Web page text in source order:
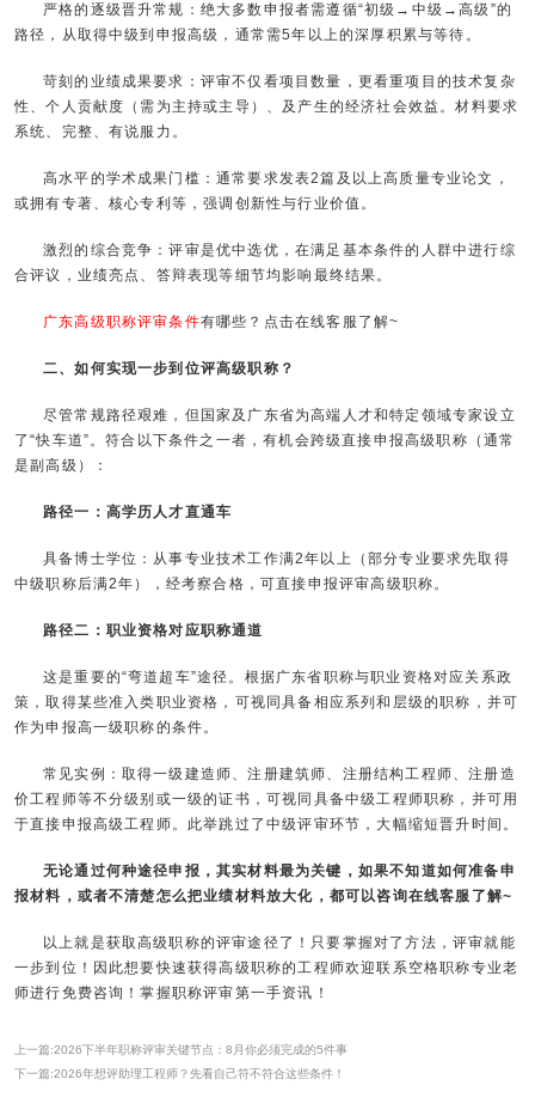
严格的逐级晋升常规：绝大多数申报者需遵循“初级→中级→高级”的
路径，从取得中级到申报高级，通常需5年以上的深厚积累与等待。
苛刻的业绩成果要求：评审不仅看项目数量，更看重项目的技术复杂
性、个人贡献度（需为主持或主导）、及产生的经济社会效益。材料要求
系统、完整、有说服力。
高水平的学术成果门槛：通常要求发表2篇及以上高质量专业论文，
或拥有专著、核心专利等，强调创新性与行业价值。
激烈的综合竞争：评审是优中选优，在满足基本条件的人群中进行综
合评议，业绩亮点、答辩表现等细节均影响最终结果。
广东高级职称评审条件有哪些？点击在线客服了解~
二、如何实现一步到位评高级职称？
尽管常规路径艰难，但国家及广东省为高端人才和特定领域专家设立
了“快车道”。符合以下条件之一者，有机会跨级直接申报高级职称（通常
是副高级）：
路径一：高学历人才直通车
具备博士学位：从事专业技术工作满2年以上（部分专业要求先取得
中级职称后满2年），经考察合格，可直接申报评审高级职称。
路径二：职业资格对应职称通道
这是重要的“弯道超车”途径。根据广东省职称与职业资格对应关系政
策，取得某些准入类职业资格，可视同具备相应系列和层级的职称，并可
作为申报高一级职称的条件。
常见实例：取得一级建造师、注册建筑师、注册结构工程师、注册造
价工程师等不分级别或一级的证书，可视同具备中级工程师职称，并可用
于直接申报高级工程师。此举跳过了中级评审环节，大幅缩短晋升时间。
无论通过何种途径申报，其实材料最为关键，如果不知道如何准备申
报材料，或者不清楚怎么把业绩材料放大化，都可以咨询在线客服了解~
以上就是获取高级职称的评审途径了！只要掌握对了方法，评审就能
一步到位！因此想要快速获得高级职称的工程师欢迎联系空格职称专业老
师进行免费咨询！掌握职称评审第一手资讯！
上一篇:2026下半年职称评审关键节点：8月你必须完成的5件事
下一篇:2026年想评助理工程师？先看自己符不符合这些条件！